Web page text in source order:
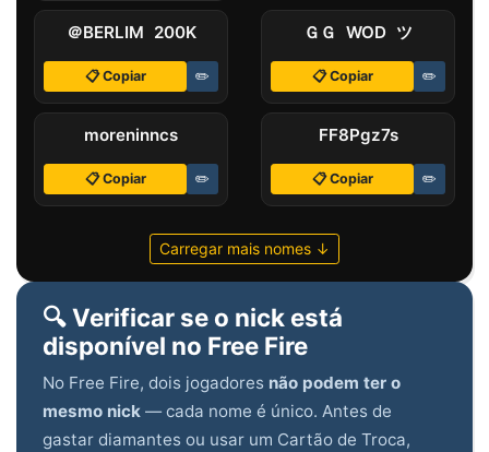
＠BERLIM 200K
📋 Copiar ✏️
ＧＧ WOD ツㅤ
📋 Copiar ✏️
ㅤmoreninncs
📋 Copiar ✏️
FF8ㅤPgz7s
📋 Copiar ✏️
Carregar mais nomes ↓
🔍 Verificar se o nick está
disponível no Free Fire
No Free Fire, dois jogadores não podem ter o
mesmo nick — cada nome é único. Antes de
gastar diamantes ou usar um Cartão de Troca,